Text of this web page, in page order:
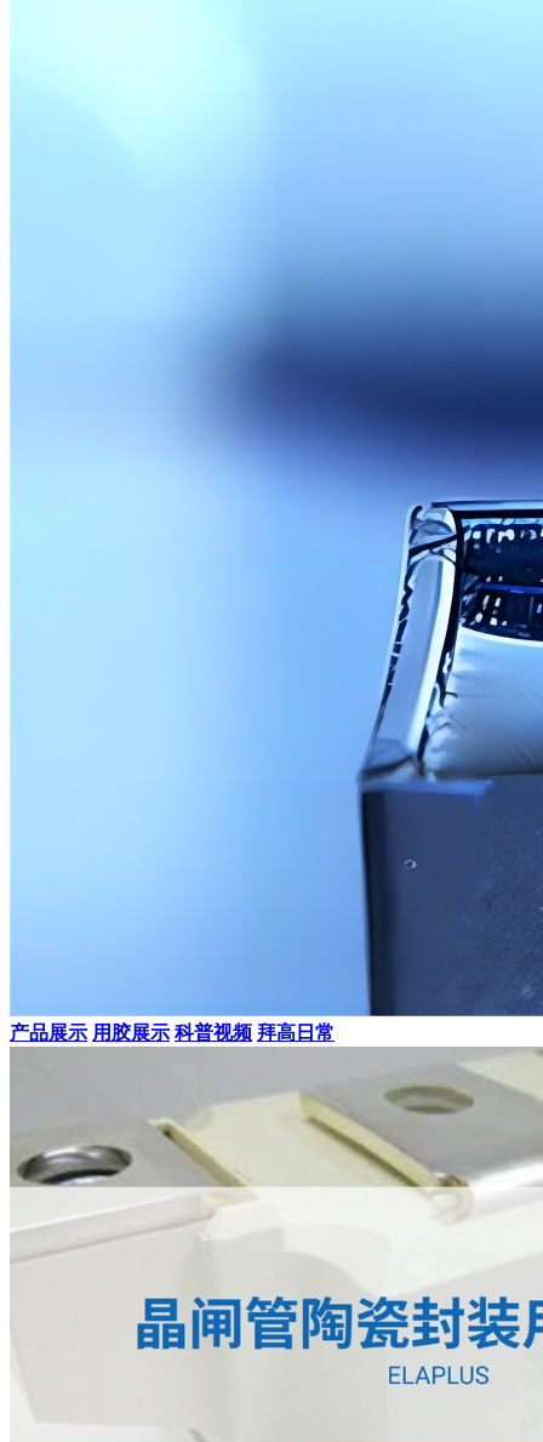
产品展示 用胶展示 科普视频 拜高日常